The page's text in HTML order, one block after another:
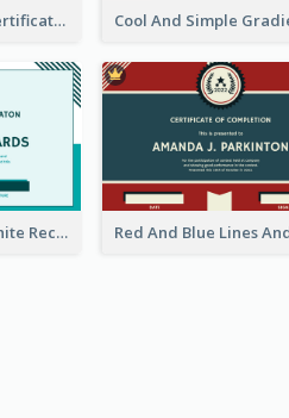
Cute Coral Floral Certificate Design For Appreciation
Simple Blue And White Rectangle Certificate